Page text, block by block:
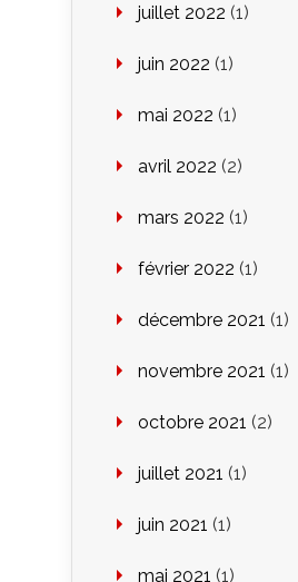
juillet 2022 (1)
juin 2022 (1)
mai 2022 (1)
avril 2022 (2)
mars 2022 (1)
février 2022 (1)
décembre 2021 (1)
novembre 2021 (1)
octobre 2021 (2)
juillet 2021 (1)
juin 2021 (1)
mai 2021 (1)